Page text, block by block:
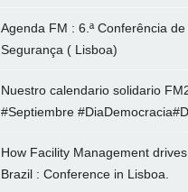
Agenda FM : 6.ª Conferência de
Segurança ( Lisboa)
Nuestro calendario solidario
#Septiembre
How Facility Management
Brazil : Conference in Lisboa.